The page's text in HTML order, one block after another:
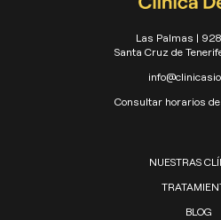
Las Palmas |
Santa Cruz de
Consultar horarios de
NUESTRAS
BLOG